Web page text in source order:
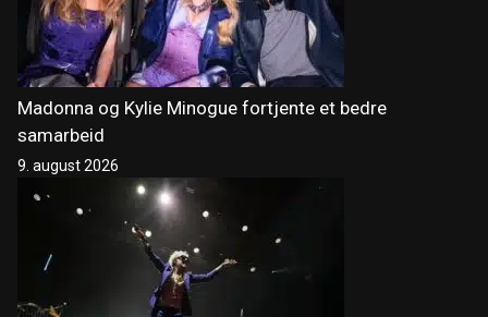
Madonna og Kylie Minogue fortjente et bedre
samarbeid
9. august 2026